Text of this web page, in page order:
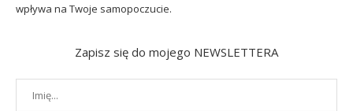
wpływa na Twoje samopoczucie.
Zapisz się do mojego NEWSLETTERA